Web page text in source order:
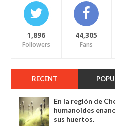
1,896
Followers
44,305
Fans
RECENT
En la región de
humanoides
sus huertos.